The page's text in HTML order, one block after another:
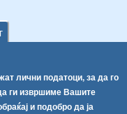
лични податоци, за да го
ги извршиме Вашите
и подобро да ја